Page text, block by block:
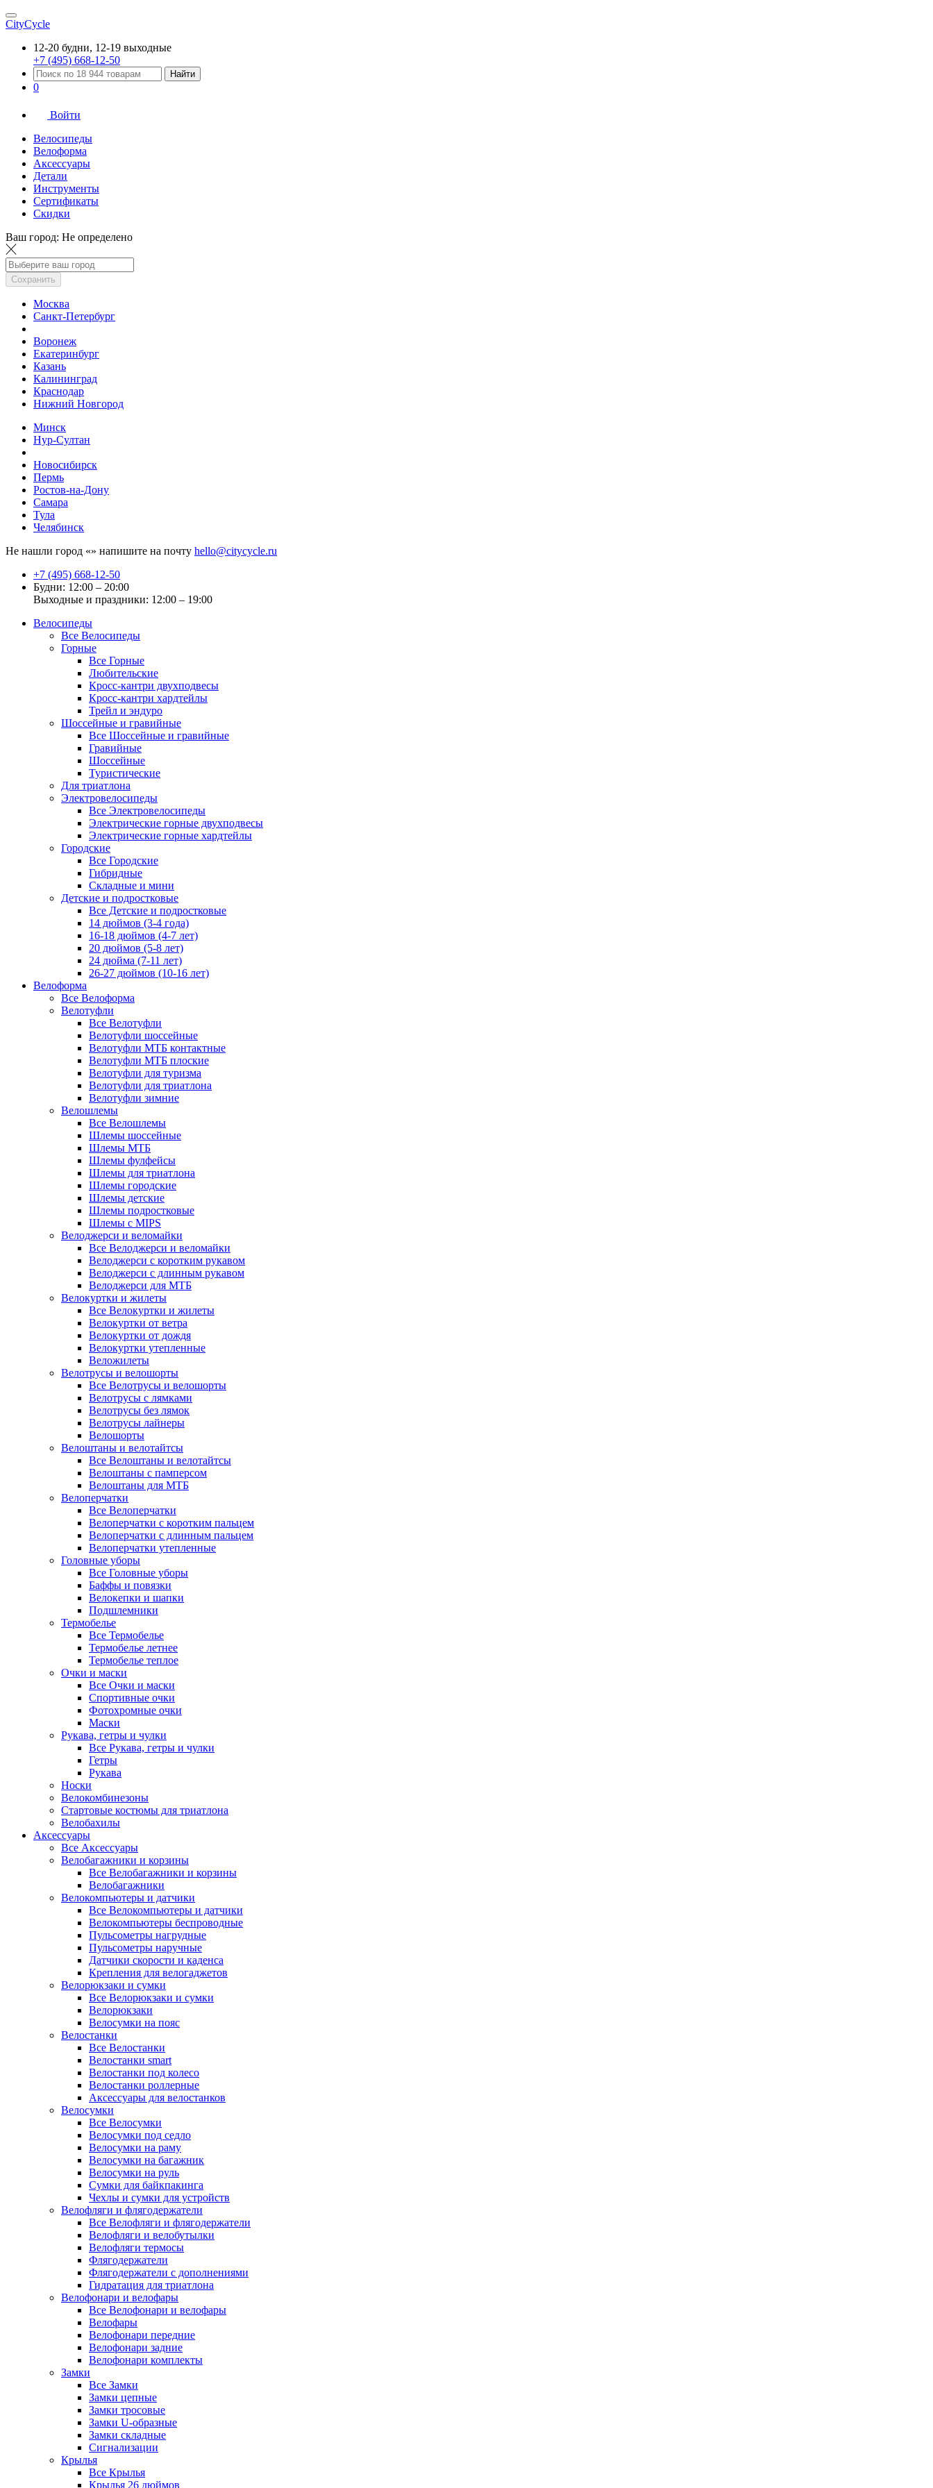
CityCycle
12-20 будни, 12-19 выходные
+7 (495) 668-12-50
Найти
0
Войти
Велосипеды
Велоформа
Аксессуары
Детали
Инструменты
Сертификаты
Скидки
Ваш город: Не определено
Сохранить
Москва
Санкт-Петербург
Воронеж
Екатеринбург
Казань
Калининград
Краснодар
Нижний Новгород
Минск
Нур-Султан
Новосибирск
Пермь
Ростов-на-Дону
Самара
Тула
Челябинск
Не нашли город «» напишите на почту hello@citycycle.ru
+7 (495) 668-12-50
Будни: 12:00 – 20:00
Выходные и праздники: 12:00 – 19:00
Велосипеды
Все Велосипеды
Горные
Все Горные
Любительские
Кросс-кантри двухподвесы
Кросс-кантри хардтейлы
Трейл и эндуро
Шоссейные и гравийные
Все Шоссейные и гравийные
Гравийные
Шоссейные
Туристические
Для триатлона
Электровелосипеды
Все Электровелосипеды
Электрические горные двухподвесы
Электрические горные хардтейлы
Городские
Все Городские
Гибридные
Складные и мини
Детские и подростковые
Все Детские и подростковые
14 дюймов (3-4 года)
16-18 дюймов (4-7 лет)
20 дюймов (5-8 лет)
24 дюйма (7-11 лет)
26-27 дюймов (10-16 лет)
Велоформа
Все Велоформа
Велотуфли
Все Велотуфли
Велотуфли шоссейные
Велотуфли МТБ контактные
Велотуфли МТБ плоские
Велотуфли для туризма
Велотуфли для триатлона
Велотуфли зимние
Велошлемы
Все Велошлемы
Шлемы шоссейные
Шлемы МТБ
Шлемы фулфейсы
Шлемы для триатлона
Шлемы городские
Шлемы детские
Шлемы подростковые
Шлемы с MIPS
Велоджерси и веломайки
Все Велоджерси и веломайки
Велоджерси с коротким рукавом
Велоджерси с длинным рукавом
Велоджерси для МТБ
Велокуртки и жилеты
Все Велокуртки и жилеты
Велокуртки от ветра
Велокуртки от дождя
Велокуртки утепленные
Веложилеты
Велотрусы и велошорты
Все Велотрусы и велошорты
Велотрусы с лямками
Велотрусы без лямок
Велотрусы лайнеры
Велошорты
Велоштаны и велотайтсы
Все Велоштаны и велотайтсы
Велоштаны с памперсом
Велоштаны для МТБ
Велоперчатки
Все Велоперчатки
Велоперчатки с коротким пальцем
Велоперчатки с длинным пальцем
Велоперчатки утепленные
Головные уборы
Все Головные уборы
Баффы и повязки
Велокепки и шапки
Подшлемники
Термобелье
Все Термобелье
Термобелье летнее
Термобелье теплое
Очки и маски
Все Очки и маски
Спортивные очки
Фотохромные очки
Маски
Рукава, гетры и чулки
Все Рукава, гетры и чулки
Гетры
Рукава
Носки
Велокомбинезоны
Стартовые костюмы для триатлона
Велобахилы
Аксессуары
Все Аксессуары
Велобагажники и корзины
Все Велобагажники и корзины
Велобагажники
Велокомпьютеры и датчики
Все Велокомпьютеры и датчики
Велокомпьютеры беспроводные
Пульсометры нагрудные
Пульсометры наручные
Датчики скорости и каденса
Крепления для велогаджетов
Велорюкзаки и сумки
Все Велорюкзаки и сумки
Велорюкзаки
Велосумки на пояс
Велостанки
Все Велостанки
Велостанки smart
Велостанки под колесо
Велостанки роллерные
Аксессуары для велостанков
Велосумки
Все Велосумки
Велосумки под седло
Велосумки на раму
Велосумки на багажник
Велосумки на руль
Сумки для байкпакинга
Чехлы и сумки для устройств
Велофляги и флягодержатели
Все Велофляги и флягодержатели
Велофляги и велобутылки
Велофляги термосы
Флягодержатели
Флягодержатели с дополнениями
Гидратация для триатлона
Велофонари и велофары
Все Велофонари и велофары
Велофары
Велофонари передние
Велофонари задние
Велофонари комплекты
Замки
Все Замки
Замки цепные
Замки тросовые
Замки U-образные
Замки складные
Сигнализации
Крылья
Все Крылья
Крылья 26 дюймов